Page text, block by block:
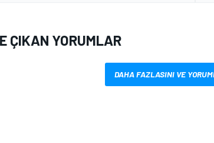
ÇIKAN YORUMLAR
DAHA FAZLASINI VE